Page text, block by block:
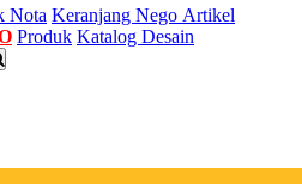
Nota Keranjang Nego Artikel
Produk Katalog Desain